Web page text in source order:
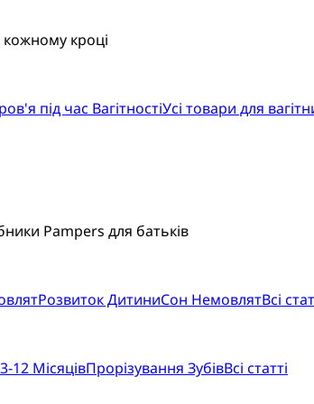
кожному кроці
під час ВагітностіУсі товари для
Pampers для батьків
Розвиток ДитиниСон НемовлятВсі
12 МісяцівПрорізування ЗубівВсі статті